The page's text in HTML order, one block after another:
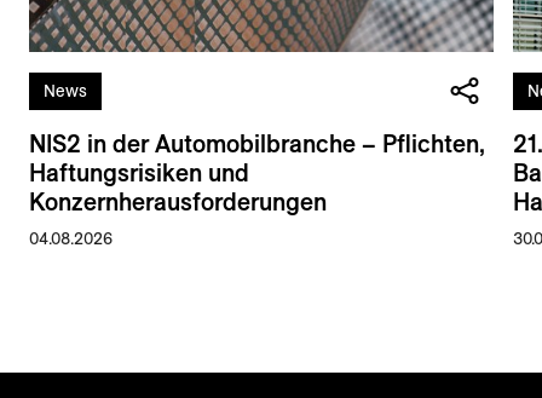
News
NIS2 in der Automobilbranche – Pflichten,
Haftungsrisiken und
Konzernherausforderungen
04.08.2026